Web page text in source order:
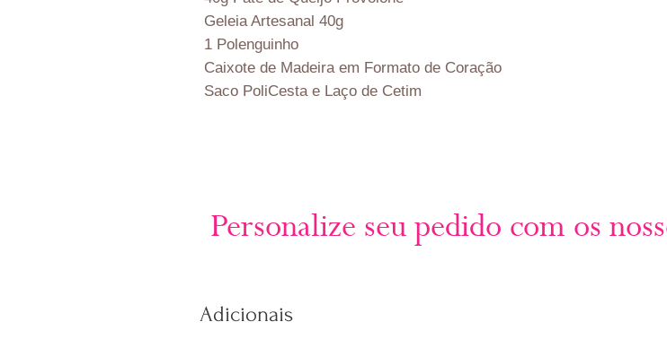
Geleia Artesanal 40g
1 Polenguinho
Caixote de Madeira em Formato de Coração
Saco PoliCesta e Laço de Cetim
Personalize seu pedido com os
Adicionais